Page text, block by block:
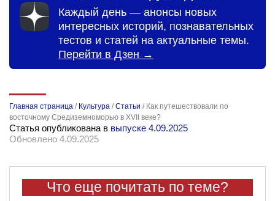
Каждый день — анонсы новых
интересных историй, познавательных
тестов и статей на актуальные темы.
Перейти в Дзен →
Главная страница / Культура /Статьи / Как путешествовали по
восточному Средиземноморью в XVII веке?
Статья опубликована в выпуске 4.09.2025
Обновлено 4.09.2025
Что еще почитать по теме?